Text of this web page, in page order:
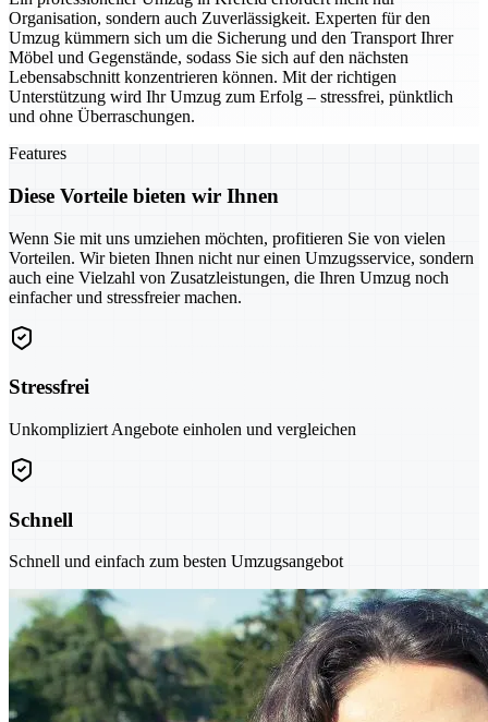
Organisation, sondern auch Zuverlässigkeit. Experten für den
Umzug kümmern sich um die Sicherung und den Transport Ihrer
Möbel und Gegenstände, sodass Sie sich auf den nächsten
Lebensabschnitt konzentrieren können. Mit der richtigen
Unterstützung wird Ihr Umzug zum Erfolg – stressfrei, pünktlich
und ohne Überraschungen.
Features
Diese Vorteile bieten wir Ihnen
Wenn Sie mit uns umziehen möchten, profitieren Sie von vielen
Vorteilen. Wir bieten Ihnen nicht nur einen Umzugsservice, sondern
auch eine Vielzahl von Zusatzleistungen, die Ihren Umzug noch
einfacher und stressfreier machen.
Stressfrei
Unkompliziert Angebote einholen und vergleichen
Schnell
Schnell und einfach zum besten Umzugsangebot